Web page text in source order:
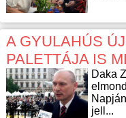
A GYULAHÚS
PALETTÁJA IS
Daka
jell...